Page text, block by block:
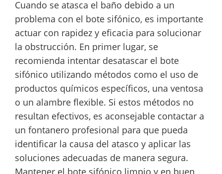
Cuando se atasca el baño debido a un
problema con el bote sifónico, es importante
actuar con rapidez y eficacia para solucionar
la obstrucción. En primer lugar, se
recomienda intentar desatascar el bote
sifónico utilizando métodos como el uso de
productos químicos específicos, una ventosa
o un alambre flexible. Si estos métodos no
resultan efectivos, es aconsejable contactar a
un fontanero profesional para que pueda
identificar la causa del atasco y aplicar las
soluciones adecuadas de manera segura.
Mantener el bote sifónico limpio y en buen